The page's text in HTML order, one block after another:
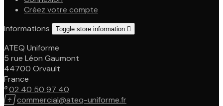
Créez votre compte
Informations
Toggle store information 
ATEQ Uniforme
5 rue Léon Gaumont
44700 Orvault
France
02 40 50 97 40
commercial@ateq-uniforme.fr